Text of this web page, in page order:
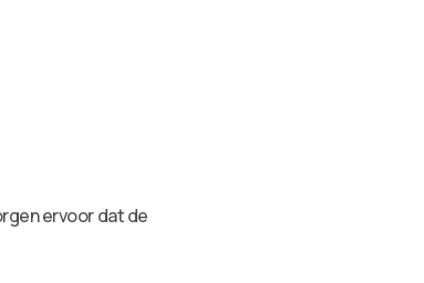
ervoor dat de